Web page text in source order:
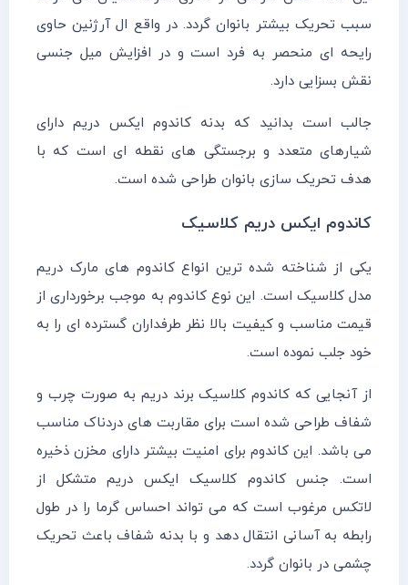
سبب تحریک بیشتر بانوان گردد. در واقع ال آرژنین حاوی
رایحه ای منحصر به فرد است و در افزایش میل جنسی
نقش بسزایی دارد.
جالب است بدانید که بدنه کاندوم ایکس دریم دارای
شیارهای متعدد و برجستگی های نقطه ای است که با
هدف تحریک سازی بانوان طراحی شده است.
کاندوم ایکس دریم کلاسیک
یکی از شناخته شده ترین انواع کاندوم های مارک دریم
مدل کلاسیک است. این نوع کاندوم به موجب برخورداری از
قیمت مناسب و کیفیت بالا نظر طرفداران گسترده ای را به
خود جلب نموده است.
از آنجایی که کاندوم کلاسیک برند دریم به صورت چرب و
شفاف طراحی شده است برای مقاربت های دردناک مناسب
می باشد. این کاندوم برای امنیت بیشتر دارای مخزن ذخیره
است. جنس کاندوم کلاسیک ایکس دریم متشکل از
لاتکس مرغوب است که می تواند احساس گرما را در طول
رابطه به آسانی انتقال دهد و با بدنه شفاف باعث تحریک
چشمی در بانوان گردد.